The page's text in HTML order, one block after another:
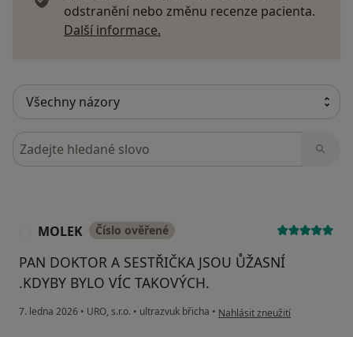
odstranění nebo změnu recenze pacienta.
Další informace.
Hledejte v názorech
MOLEK Číslo ověřené
PAN DOKTOR A SESTŘIČKA JSOU ŮŽASNÍ
.KDYBY BYLO VÍC TAKOVÝCH.
7. ledna 2026 • URO, s.r.o. • ultrazvuk břicha • podle názoru uživatele MOLEK
Nahlásit zneužití